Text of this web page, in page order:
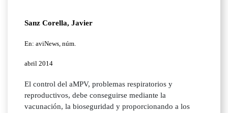
Sanz Corella, Javier
En: aviNews, núm.
abril 2014
El control del aMPV, problemas respiratorios y
reproductivos, debe conseguirse mediante la
vacunación, la bioseguridad y proporcionando a los